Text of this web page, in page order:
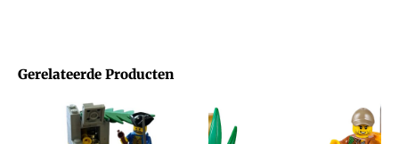
Gerelateerde Producten